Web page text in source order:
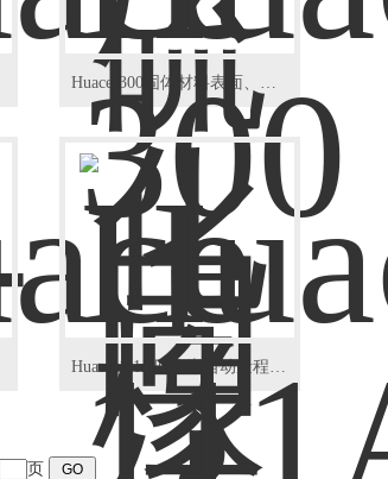
Huace-300固体材料表面、体积电阻率测试仪
Huace-111A四位半自动量程电荷量表
页